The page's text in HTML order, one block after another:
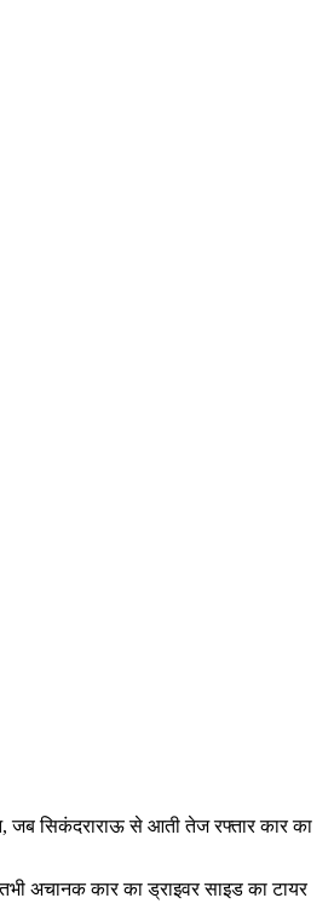
जब सिकंदराराऊ से आती तेज रफ्तार कार का
अचानक कार का ड्राइवर साइड का टायर